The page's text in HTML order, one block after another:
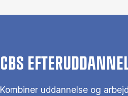
CBS
Kombiner uddannelse og